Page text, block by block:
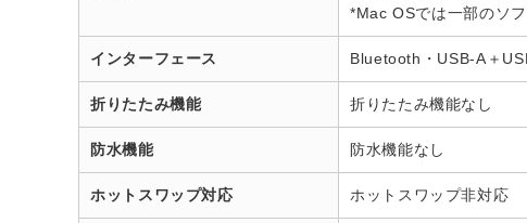
*Mac OSでは一部のソ
インターフェース Bluetooth・USB-A＋
折りたたみ機能 折りたたみ機能なし
防水機能 防水機能なし
ホットスワップ対応 ホットスワップ非対応